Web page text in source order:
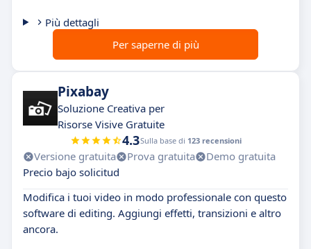
Più dettagli
Per saperne di più
Pixabay
Soluzione Creativa per
Risorse Visive Gratuite
4.3Sulla base di 123 recensioni
Versione gratuita Prova gratuita
Demo gratuita
Precio bajo solicitud
Modifica i tuoi video in modo professionale con questo
software di editing. Aggiungi effetti, transizioni e altro
ancora.